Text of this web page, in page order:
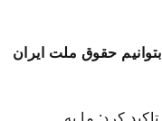
حقوق ملت ایران